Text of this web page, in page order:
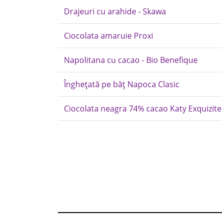
Drajeuri cu arahide - Skawa
Ciocolata amaruie Proxi
Napolitana cu cacao - Bio Benefique
Înghețată pe băț Napoca Clasic
Ciocolata neagra 74% cacao Katy Exquizite